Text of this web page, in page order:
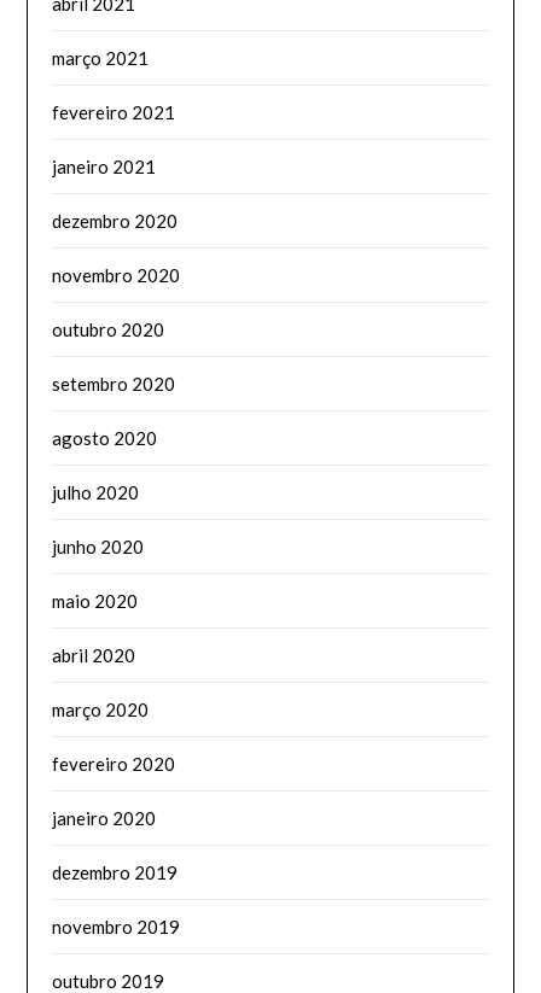
março 2021
fevereiro 2021
janeiro 2021
dezembro 2020
novembro 2020
outubro 2020
setembro 2020
agosto 2020
julho 2020
junho 2020
maio 2020
abril 2020
março 2020
fevereiro 2020
janeiro 2020
dezembro 2019
novembro 2019
outubro 2019